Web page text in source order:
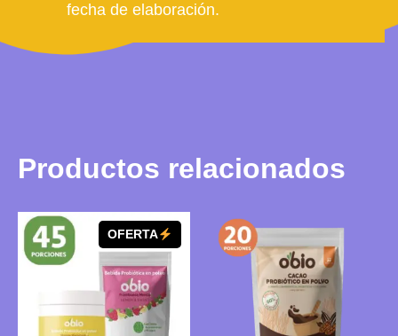
fecha de elaboración.
Productos relacionados
OFERTA